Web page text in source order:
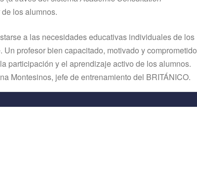
los alumnos.
a las necesidades educativas individuales de los
profesor bien capacitado, motivado y comprometido
participación y el aprendizaje activo de los alumnos.
Montesinos, jefe de entrenamiento del BRITÁNICO.